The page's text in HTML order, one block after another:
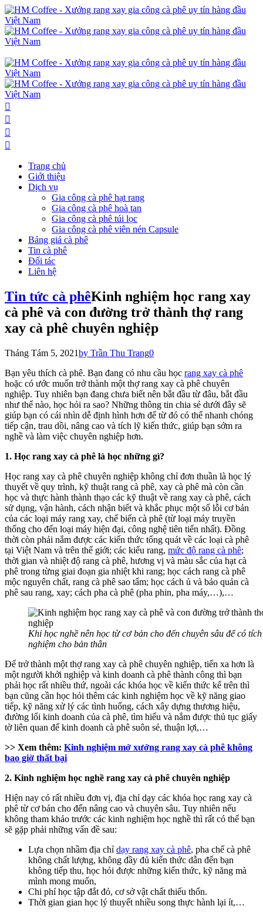
Trang chủ
Giới thiệu
Dịch vụ
Gia công cà phê hạt rang
Gia công cà phê hoà tan
Gia công cà phê túi lọc
Gia công cà phê viên nén Capsule
Bảng giá cà phê
Tin cà phê
Đối tác
Liên hệ
Tin tức cà phêKinh nghiệm học rang xay
cà phê và con đường trở thành thợ rang
xay cà phê chuyên nghiệp
Tháng Tám 5, 2021by Trần Thu Trang0
Bạn yêu thích cà phê. Bạn đang có nhu cầu học rang xay cà phê
hoặc có ước muốn trở thành một thợ rang xay cà phê chuyên
nghiệp. Tuy nhiên bạn đang chưa biết nên bắt đầu từ đâu, bắt đầu
như thế nào, học hỏi ra sao? Những thông tin chia sẻ dưới đây sẽ
giúp bạn có cái nhìn dễ định hình hơn để từ đó có thể nhanh chóng
tiếp cận, trau dồi, nâng cao và tích lỹ kiến thức, giúp bạn sớm ra
nghề và làm việc chuyên nghiệp hơn.
1. Học rang xay cà phê là học những gì?
Học rang xay cà phê chuyên nghiệp không chỉ đơn thuần là học lý
thuyết về quy trình, kỹ thuật rang cà phê, xay cà phê mà còn cần
học và thực hành thành thạo các kỹ thuật về rang xay cà phê, cách
sử dụng, vận hành, cách nhận biết và khắc phục một số lỗi cơ bản
của các loại máy rang xay, chế biến cà phê (từ loại máy truyền
thống cho đến loại máy hiện đại, công nghệ tiên tiến nhất). Đồng
thời còn phải nắm được các kiến thức tổng quát về các loại cà phê
tại Việt Nam và trên thế giới; các kiểu rang, mức độ rang cà phê;
thời gian và nhiệt độ rang cà phê, hương vị và màu sắc của hạt cà
phê trong từng giai đoạn gia nhiệt khi rang; học cách rang cà phê
mộc nguyên chất, rang cà phê sao tẩm; học cách ủ và bảo quản cà
phê sau rang, xay; cách pha cà phê (pha phin, pha máy,…),…
Khi học nghề nên học từ cơ bản cho đến chuyên sâu để có
nghiệm cho bản thân
Để trở thành một thợ rang xay cà phê chuyên nghiệp, tiến xa hơn là
một người khởi nghiệp và kinh doanh cà phê thành công thì bạn
phải học rất nhiều thứ, ngoài các khóa học về kiến thức kể trên thì
bạn cũng cần học hỏi thêm các kinh nghiệm học về kỹ năng giao
tiếp, kỹ năng xử lý các tình huống, cách xây dựng thương hiệu,
đường lối kinh doanh của cà phê, tìm hiểu và nắm được thủ tục giấy
tờ liên quan để kinh doanh cà phê suôn sẻ, thuận lợi,…
>> Xem thêm: Kinh nghiệm mở xưởng rang xay cà phê không
bao giờ thất bại
2. Kinh nghiệm học nghề rang xay cà phê chuyên nghiệp
Hiện nay có rất nhiều đơn vị, địa chỉ dạy các khóa học rang xay cà
phê từ cơ bản cho đến nâng cao và chuyên sâu. Tuy nhiên nếu
không tham khảo trước các kinh nghiệm học nghề thì rất có thể bạn
sẽ gặp phải những vấn đề sau:
Lựa chọn nhầm địa chỉ dạy rang xay cà phê, pha chế cà phê
không chất lượng, không đầy đủ kiến thức dẫn đến bạn
không tiếp thu, học hỏi được những kiến thức, kỹ năng mà
mình mong muốn,
Chi phí học tập đắt đỏ, cơ sở vật chất thiếu thốn.
Thời gian gian học lý thuyết nhiều song thực hành lại ít,…